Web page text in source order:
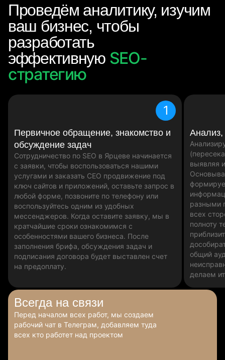
Проведём аналитику, изучим
ваш бизнес, чтобы
разработать
эффективную SEO-
стратегию
1
Первичное обращение, знакомство и
обсуждение задач
Сотрудничество по SEO в Ярцеве начинается
с заявки, чтобы воспользоваться нашими
услугами и заказать СЕО продвижение под
ключ сайтов и приложений, оставьте запрос в
любой форме, позвоните по телефону или
воспользуйтесь одним из удобных
мессенджеров. Когда оставите заявку, мы в
кратчайшие сроки ознакомимся с
особенностями вашего бизнеса. После
заполнения брифа, обсуждения задач и
подписания договора будет выставлен счет
на предоплату.
выявляя
разными
всех
полноту
общий
делаем
Всегда на связи
Перед началом всех работ, мы создаем
рабочий чат в Телеграм, добавляем туда
всех кто работет над проектом